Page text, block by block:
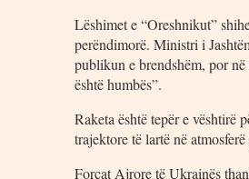
Lëshimet e “Oreshnikut”
perëndimorë. Ministri i
publikun e brendshëm, por
është humbës”.
Raketa është tepër e vështirë
trajektore të lartë në
Forcat Ajrore të Ukrainës